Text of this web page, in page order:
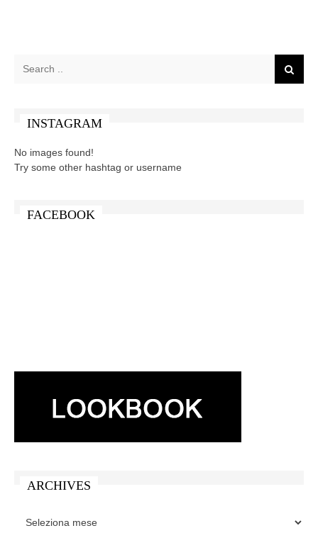
INSTAGRAM
No images found!
Try some other hashtag or username
FACEBOOK
ARCHIVES